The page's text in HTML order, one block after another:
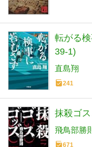
転がる
39-1)
直島翔
241
抹殺ゴ
飛鳥部勝
671